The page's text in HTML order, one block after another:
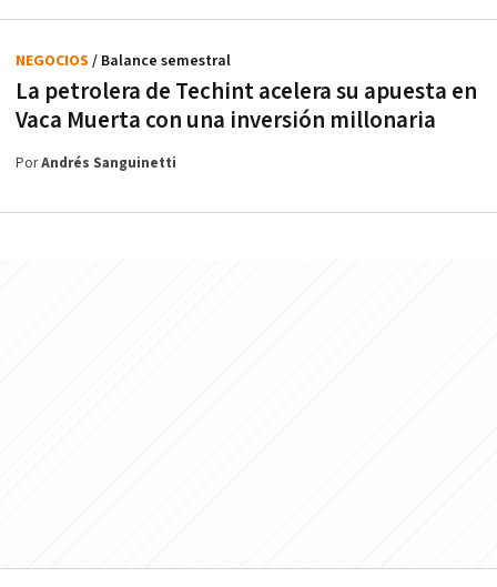
La petrolera de Techint acelera su apuesta en
Vaca Muerta con una inversión millonaria
NEGOCIOS / Balance semestral
PorAndrés Sanguinetti